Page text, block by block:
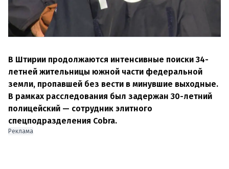
В Штирии продолжаются интенсивные поиски 34-
летней жительницы южной части федеральной
земли, пропавшей без вести в минувшие выходные.
В рамках расследования был задержан 30-летний
полицейский — сотрудник элитного
спецподразделения Cobra.
Реклама